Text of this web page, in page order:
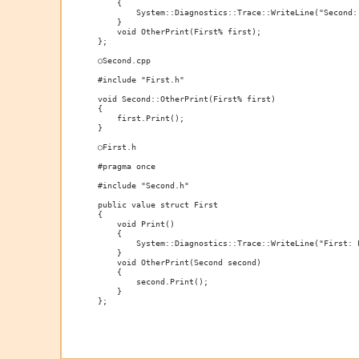
    {
System::Diagnostics::Trace::WriteLine("Second:
    }
    void OtherPrint(First% first);
};
○Second.cpp
#include "First.h"
void Second::OtherPrint(First% first)
{
    first.Print();
}
○First.h
#pragma once
#include "Second.h"
public value struct First
{
    void Print()
    {
System::Diagnostics::Trace::WriteLine("First:
    }
    void OtherPrint(Second second)
    {
        second.Print();
    }
};